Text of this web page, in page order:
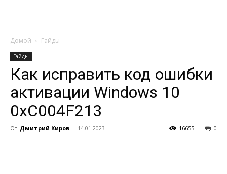
Домой Гайды
Гайды
Как исправить код ошибки
активации Windows 10
0xC004F213
От Дмитрий Киров - 14.01.2023 0
16655